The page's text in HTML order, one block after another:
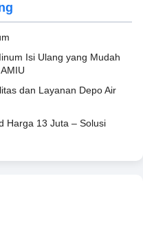
Isi Ulang yang Mudah
dan Layanan Depo Air
Harga 13 Juta – Solusi